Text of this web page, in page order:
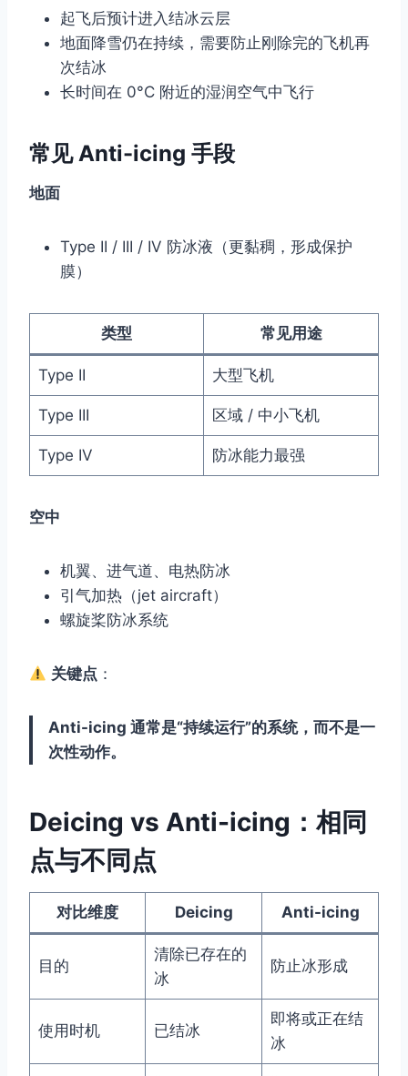
起飞后预计进入结冰云层
地面降雪仍在持续，需要防止刚除完的飞机再
次结冰
长时间在 0°C 附近的湿润空气中飞行
常见 Anti-icing 手段
地面
Type II / III / IV 防冰液（更黏稠，形成保护
膜）
类型 常见用途
Type II 大型飞机
Type III 区域 / 中小飞机
Type IV 防冰能力最强
空中
机翼、进气道、电热防冰
引气加热（jet aircraft）
螺旋桨防冰系统
关键点 ：
Anti-icing 通常是“持续运行”的系统，而不是一
次性动作。
Deicing vs Anti-icing：相同
点与不同点
对比维度 Deicing Anti-icing
目的
清除已存在的
冰
防止冰形成
使用时机 已结冰
即将或正在结
冰